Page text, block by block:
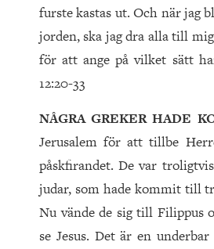
furste kastas ut. Och när jag
jorden, ska jag dra alla till
för att ange på vilket sätt
12:20-33
NÅGRA GREKER HADE
Jerusalem för att tillbe
påskfirandet. De var
judar, som hade kommit till
Nu vände de sig till Filippus
se Jesus. Det är en